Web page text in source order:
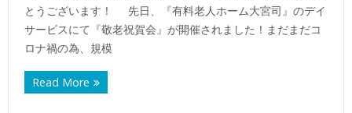
とうございます！ 先日、『有料老人ホーム大宮司』のデイ
サービスにて『敬老祝賀会』が開催されました！まだまだコ
ロナ禍の為、規模
Read More